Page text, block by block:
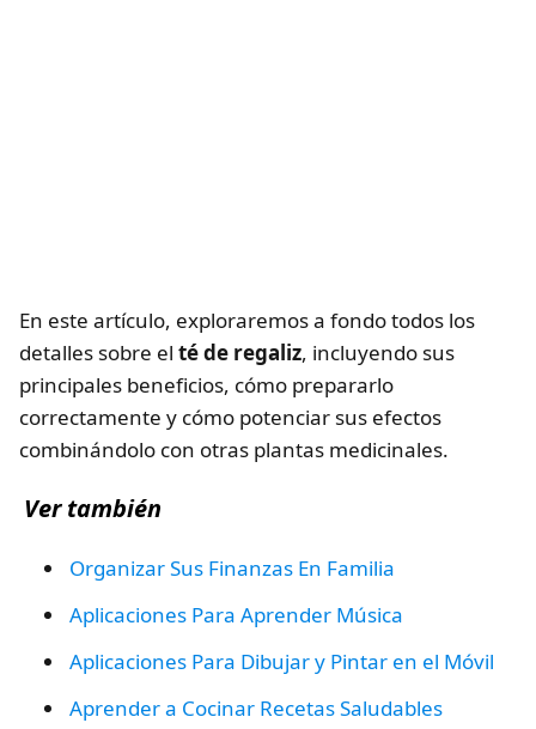
En este artículo, exploraremos a fondo todos los
detalles sobre el té de regaliz, incluyendo sus
principales beneficios, cómo prepararlo
correctamente y cómo potenciar sus efectos
combinándolo con otras plantas medicinales.
Ver también
Organizar Sus Finanzas En Familia
Aplicaciones Para Aprender Música
Aplicaciones Para Dibujar y Pintar en el Móvil
Aprender a Cocinar Recetas Saludables